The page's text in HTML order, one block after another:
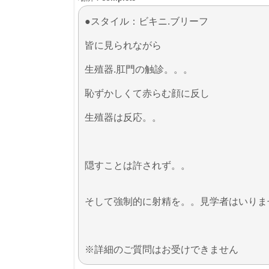
●スタイル：ビキニ.ブリーフ
皆に見られながら
生殖器.肛門の触診。。。
​恥ずかしくて赤らむ顔に反し
生殖器は反応。。
隠すことは許されず。。
そして強制的に射精を。。見学者はいり
※詳細のご質問はお受けできません